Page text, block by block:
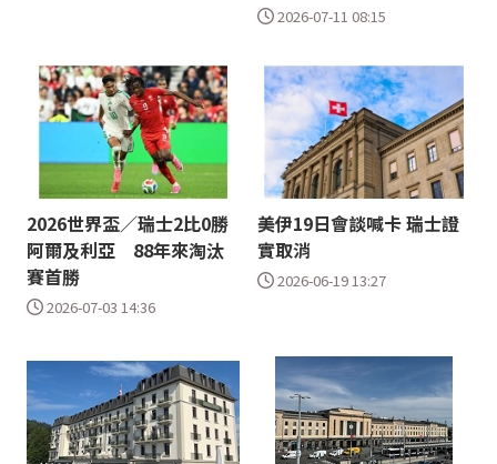
2026-07-11 08:15
2026世界盃／瑞士2比0勝
阿爾及利亞 88年來淘汰
賽首勝
2026-07-03 14:36
美伊19日會談喊卡 瑞士證
實取消
2026-06-19 13:27